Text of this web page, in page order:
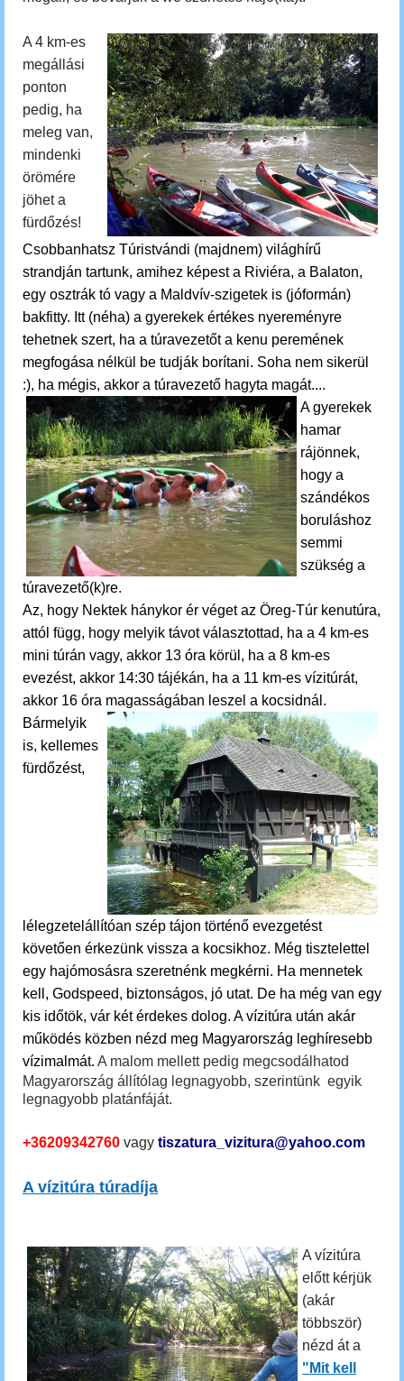
A 4 km-es
megállási
ponton
pedig, ha
meleg van,
mindenki
örömére
jöhet a
fürdőzés!
Csobbanhatsz Túristvándi (majdnem) világhírű
strandján tartunk, amihez képest a Riviéra, a Balaton,
egy osztrák tó vagy a Maldvív-szigetek is (jóformán)
bakfitty. Itt (néha) a gyerekek értékes nyereményre
tehetnek szert, ha a túravezetőt a kenu peremének
megfogása nélkül be tudják borítani. Soha nem sikerül
:), ha mégis, akkor a túravezető hagyta magát....
A gyerekek
hamar
rájönnek,
hogy a
szándékos
boruláshoz
semmi
szükség a
túravezető(k)re.
Az, hogy Nektek hánykor ér véget az Öreg-Túr kenutúra,
attól függ, hogy melyik távot választottad, ha a 4 km-es
mini túrán vagy, akkor 13 óra körül, ha a 8 km-es
evezést, akkor 14:30 tájékán, ha a 11 km-es vízitúrát,
akkor 16 óra magasságában leszel a kocsidnál.
Bármelyik
is, kellemes
fürdőzést,
lélegzetelállítóan szép tájon történő evezgetést
követően érkezünk vissza a kocsikhoz. Még tisztelettel
egy hajómosásra szeretnénk megkérni. Ha mennetek
kell, Godspeed, biztonságos, jó utat. De ha még van egy
kis időtök, vár két érdekes dolog. A vízitúra után akár
működés közben nézd meg Magyarország leghíresebb
vízimalmát. A malom mellett pedig megcsodálhatod
Magyarország állítólag legnagyobb, szerintünk egyik
legnagyobb platánfáját.
+36209342760 vagy tiszatura_vizitura@yahoo.com
A vízitúra túradíja
A vízitúra
előtt kérjük
(akár
többször)
nézd át a
"Mit kell